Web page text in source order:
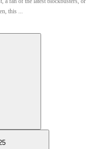
this ...